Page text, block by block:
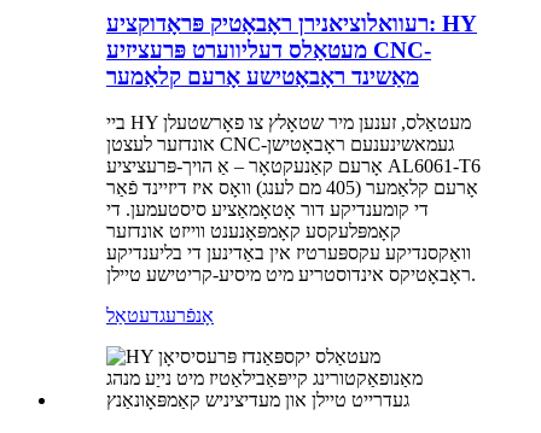
רעוואלוציאנירן ראָבאָטיק פּראָדוקציע: HY
מעטאַלס ​​דעליווערט פּרעציזיע CNC-
מאַשינד ראָבאָטישע אָרעם קלאַמער
ביי HY מעטאַלס, זענען מיר שטאָלץ צו פאָרשטעלן
אונדזער לעצטן CNC-געמאשינענעם ראָבאָטישן
אָרעם קאַנעקטאָר – אַ הויך-פּרעציציע AL6061-T6
אָרעם קלאַמער (405 מם לענג) וואָס איז דיזיינד פֿאַר
די קומענדיקע דור אָטאָמאַציע סיסטעמען. די
קאָמפּלעקסע קאָמפּאָנענט ווייזט אונדזער
וואַקסנדיקע עקספּערטיז אין באַדינען די בליענדיקע
ראָבאָטיקס אינדוסטריע מיט מיסיע-קריטישע טיילן.
אָנפֿרעגדעטאַל